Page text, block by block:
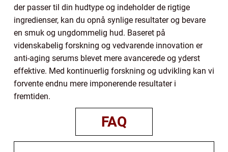
der passer til din hudtype og indeholder de rigtige
ingredienser, kan du opnå synlige resultater og bevare
en smuk og ungdommelig hud. Baseret på
videnskabelig forskning og vedvarende innovation er
anti-aging serums blevet mere avancerede og yderst
effektive. Med kontinuerlig forskning og udvikling kan vi
forvente endnu mere imponerende resultater i
fremtiden.
FAQ